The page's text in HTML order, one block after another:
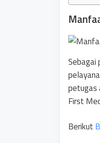
Sebagai
petugas
First
Berikut